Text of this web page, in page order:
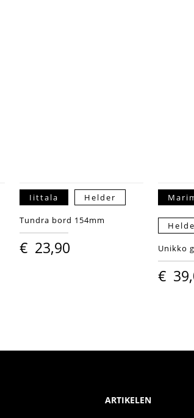
Iittala Helder
Tundra bord 154mm
€ 23,90 Unikko
€
ARTIKELEN